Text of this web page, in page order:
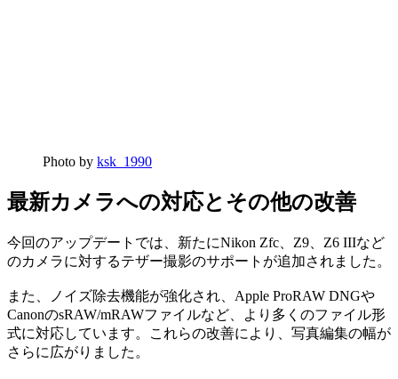
Photo by ksk_1990
最新カメラへの対応とその他の改善
今回のアップデートでは、新たにNikon Zfc、Z9、Z6 IIIなど
のカメラに対するテザー撮影のサポートが追加されました。
また、ノイズ除去機能が強化され、Apple ProRAW DNGや
CanonのsRAW/mRAWファイルなど、より多くのファイル形
式に対応しています。これらの改善により、写真編集の幅が
さらに広がりました。